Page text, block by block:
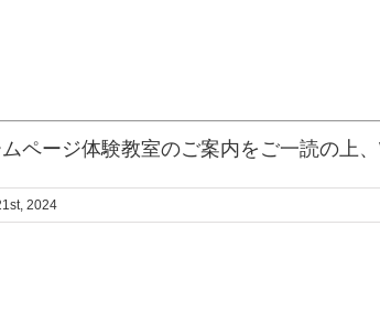
ページ体験教室のご案内をご一読の上
2024